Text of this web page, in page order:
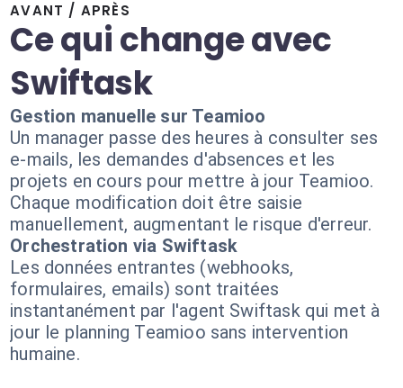
AVANT / APRÈS
Ce qui change avec
Swiftask
Gestion manuelle sur Teamioo
Un manager passe des heures à consulter ses
e-mails, les demandes d'absences et les
projets en cours pour mettre à jour Teamioo.
Chaque modification doit être saisie
manuellement, augmentant le risque d'erreur.
Orchestration via Swiftask
Les données entrantes (webhooks,
formulaires, emails) sont traitées
instantanément par l'agent Swiftask qui met à
jour le planning Teamioo sans intervention
humaine.